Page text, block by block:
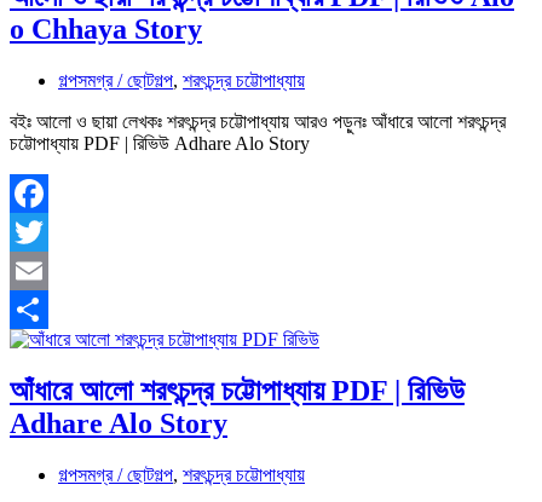
o Chhaya Story
গল্পসমগ্র / ছোটগল্প, শরৎচন্দ্র চট্টোপাধ্যায়
বইঃ আলো ও ছায়া লেখকঃ শরৎচন্দ্র চট্টোপাধ্যায় আরও পড়ুনঃ আঁধারে আলো শরৎচন্দ্র
চট্টোপাধ্যায় PDF | রিভিউ Adhare Alo Story
Facebook
Twitter
Email
Share
আঁধারে আলো শরৎচন্দ্র চট্টোপাধ্যায় PDF | রিভিউ
Adhare Alo Story
গল্পসমগ্র / ছোটগল্প, শরৎচন্দ্র চট্টোপাধ্যায়